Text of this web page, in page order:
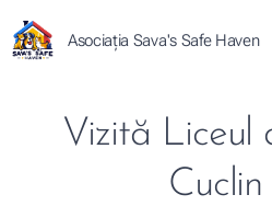
Asociația Sava's Safe Haven
Vizită Liceul
Cuclin